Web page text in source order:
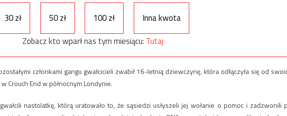
30 zł 50 zł 100 zł
Inna kwota
Zobacz kto wparł nas tym miesiącu: Tutaj
członkami gangu gwałcicieli zwabił 16-letnią dziewczynę, która odłączyła się od
Crouch End w północnym Londynie.
nastolatkę, którą uratowało to, że sąsiedzi usłyszeli jej wołanie o pomoc i zadzwonili